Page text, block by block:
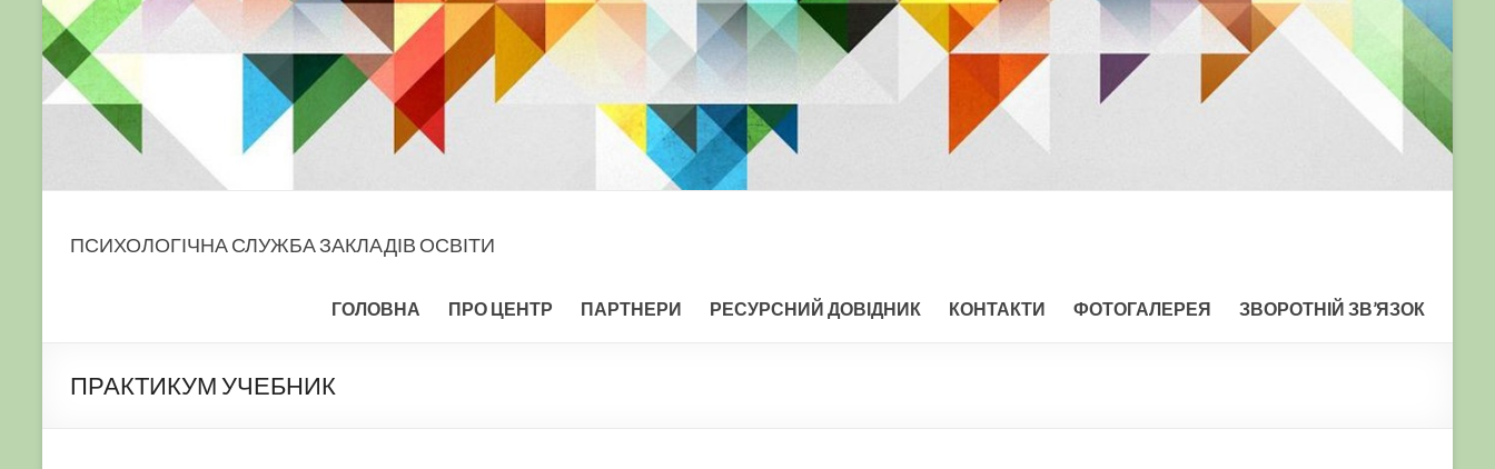
ПСИХОЛОГІЧНА СЛУЖБА ЗАКЛАДІВ ОСВІТИ
ГОЛОВНА ПРО ЦЕНТР ПАРТНЕРИ РЕСУРСНИЙ ДОВІДНИК КОНТАКТИ ФОТОГАЛЕРЕЯ ЗВОРОТНІЙ ЗВ’ЯЗОК
ПРАКТИКУМ УЧЕБНИК